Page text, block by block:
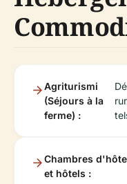
Agriturismi
(Séjours à la
ferme) :
Chambres
et hôtels :